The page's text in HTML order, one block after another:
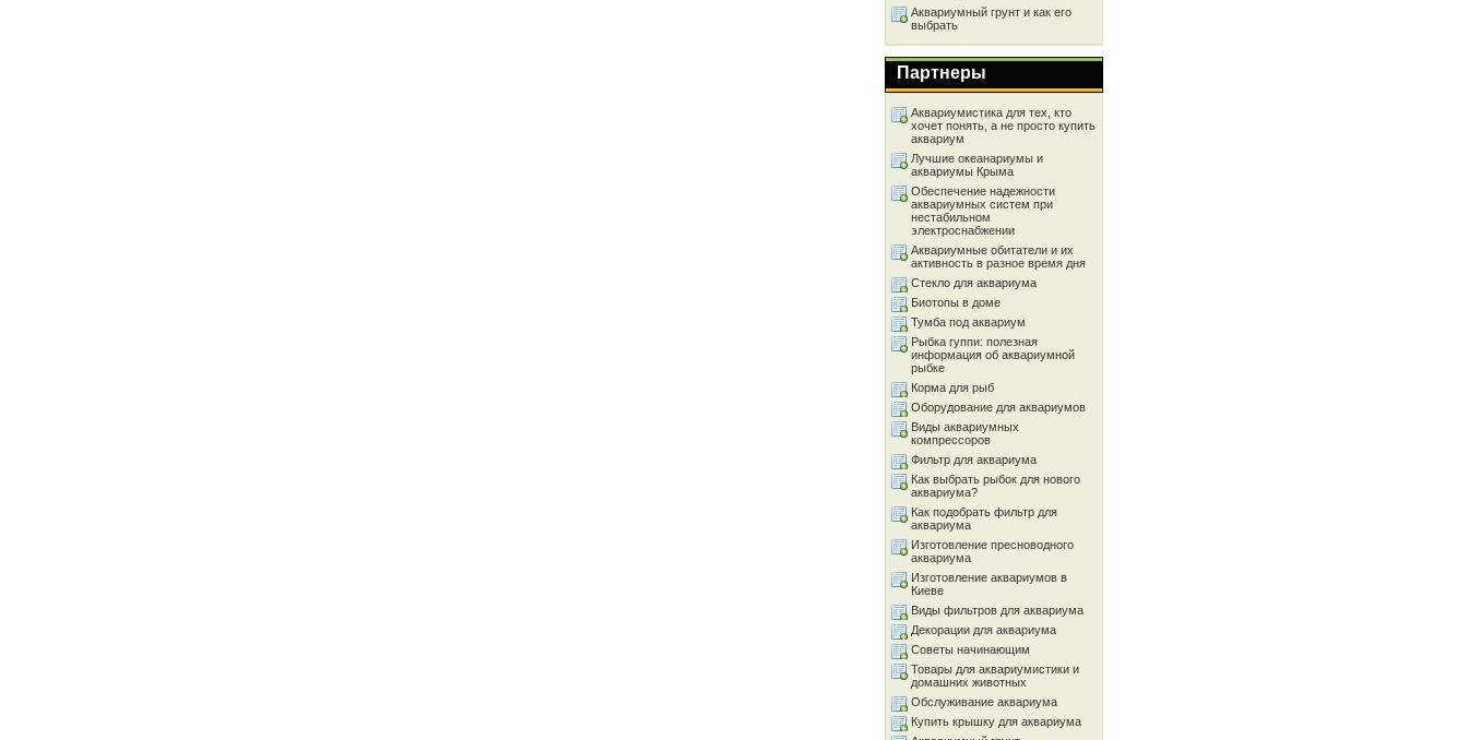
Аквариумный грунт и как его
выбрать
Партнеры
Аквариумистика для тех, кто
хочет понять, а не просто купить
аквариум
Лучшие океанариумы и
аквариумы Крыма
Обеспечение надежности
аквариумных систем при
нестабильном
электроснабжении
Аквариумные обитатели и их
активность в разное время дня
Стекло для аквариума
Биотопы в доме
Тумба под аквариум
Рыбка гуппи: полезная
информация об аквариумной
рыбке
Корма для рыб
Оборудование для аквариумов
Виды аквариумных
компрессоров
Фильтр для аквариума
Как выбрать рыбок для нового
аквариума?
Как подобрать фильтр для
аквариума
Изготовление пресноводного
аквариума
Изготовление аквариумов в
Киеве
Виды фильтров для аквариума
Декорации для аквариума
Советы начинающим
Товары для аквариумистики и
домашних животных
Обслуживание аквариума
Купить крышку для аквариума